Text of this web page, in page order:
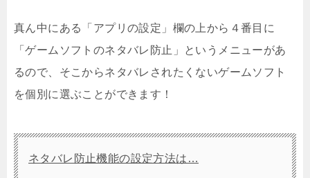
真ん中にある「アプリの設定」欄の上から４番目に
「ゲームソフトのネタバレ防止」というメニューがあ
るので、そこからネタバレされたくないゲームソフト
を個別に選ぶことができます！
ネタバレ防止機能の設定方法は…